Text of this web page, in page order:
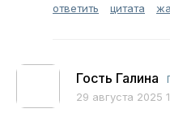
ответить цитата
Гость Галина
29 августа 2025